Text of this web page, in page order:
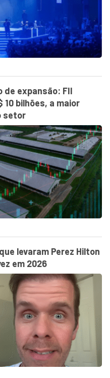
de expansão: FII
10 bilhões, a maior
setor
levaram Perez Hilton
em 2026